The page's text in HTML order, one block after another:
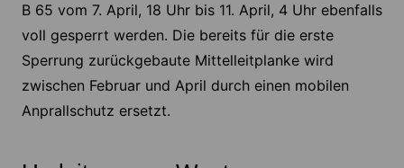
B 65 vom 7. April, 18 Uhr bis 11. April, 4 Uhr ebenfalls
voll gesperrt werden. Die bereits für die erste
Sperrung zurückgebaute Mittelleitplanke wird
zwischen Februar und April durch einen mobilen
Anprallschutz ersetzt.